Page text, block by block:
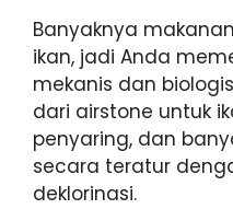
Banyaknya
ikan, jadi Anda
mekanis dan
dari airstone untuk
penyaring, dan
secara teratur
deklorinasi.